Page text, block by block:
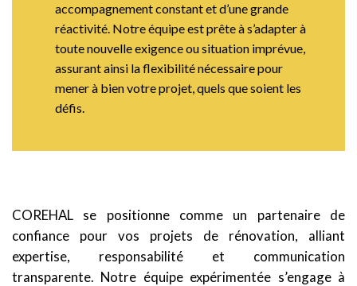
accompagnement constant et d’une grande
réactivité. Notre équipe est prête à s’adapter à
toute nouvelle exigence ou situation imprévue,
assurant ainsi la flexibilité nécessaire pour
mener à bien votre projet, quels que soient les
défis.
COREHAL se positionne comme un partenaire de
confiance pour vos projets de rénovation, alliant
expertise, responsabilité et communication
transparente. Notre équipe expérimentée s’engage à